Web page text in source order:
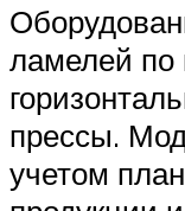
ламелей по
прессы.
учетом